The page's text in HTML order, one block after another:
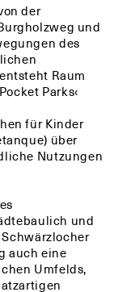
der
und
des
Raum
Parks‹
für Kinder
über
Nutzungen
und
auch eine
Umfelds,
+